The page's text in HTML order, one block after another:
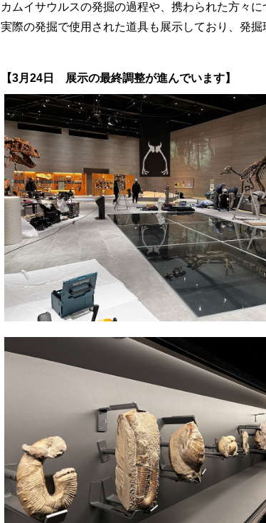
カムイサウルスの発掘の過程や、携わられた方々に
実際の発掘で使用された道具も展示しており、発
【3月24日 展示の最終調整が進んでいます】